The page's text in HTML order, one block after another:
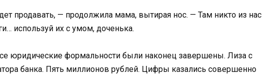
продавать, — продолжила мама, вытирая нос. — Там никто из нас
используй их с умом, доченька.
юридические формальности были наконец завершены. Лиза с
банка. Пять миллионов рублей. Цифры казались совершенно